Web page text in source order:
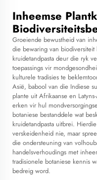
Inheemse
Groeiende bewustheid van
die bewaring van
kruidetandpasta deur die ryk
toepassings vir
kulturele tradisies te
Asië, babool van die Indiese
plante uit Afrikaanse en
erken vir hul
botaniese bestanddele wat
kruidetandpasta uitbrei.
verskeidenheid nie, maar
die ondersteuning van
handelsverhoudings met
tradisionele botaniese kennis
bedreig word.